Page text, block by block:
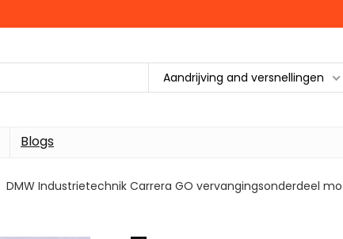
Aandrijving and versnellingen
Blogs
DMW Industrietechnik Carrera GO vervangingsonderdeel